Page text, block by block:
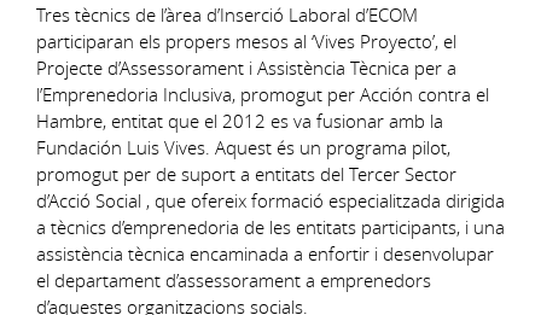
Tres tècnics de l’àrea d’Inserció Laboral d’ECOM
participaran els propers mesos al ‘Vives Proyecto’, el
Projecte d’Assessorament i Assistència Tècnica per a
l’Emprenedoria Inclusiva, promogut per Acción contra el
Hambre, entitat que el 2012 es va fusionar amb la
Fundación Luis Vives. Aquest és un programa pilot,
promogut per de suport a entitats del Tercer Sector
d’Acció Social , que ofereix formació especialitzada dirigida
a tècnics d’emprenedoria de les entitats participants, i una
assistència tècnica encaminada a enfortir i desenvolupar
el departament d’assessorament a emprenedors
d’aquestes organitzacions socials.